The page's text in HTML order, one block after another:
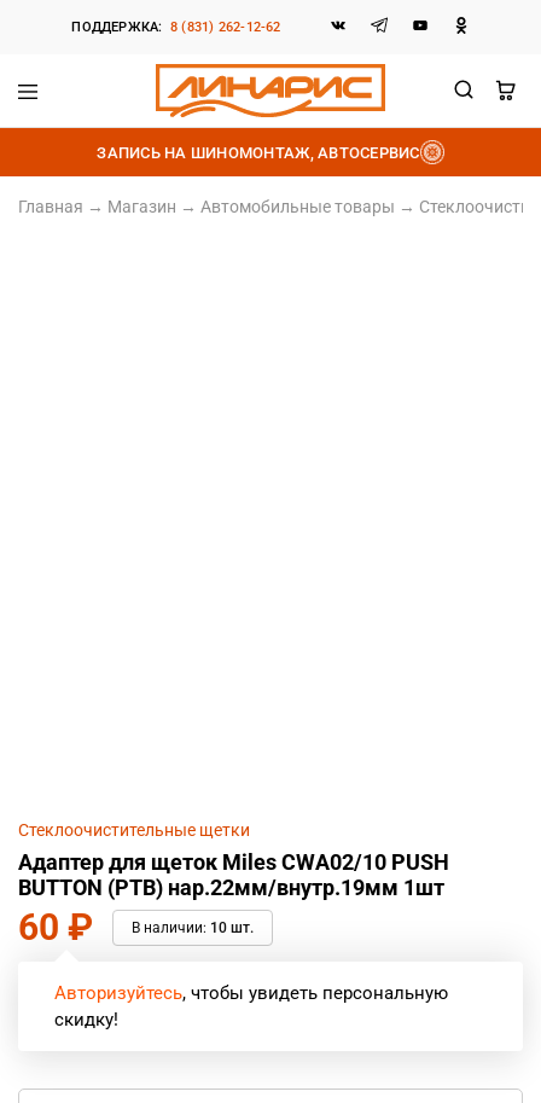
ПОДДЕРЖКА: 8 (831) 262-12-62
Линарис
Продажа
шин,
дисков
и
аккумуляторов
ЗАПИСЬ НА ШИНОМОНТАЖ, АВТОСЕРВИС
Главная → Магазин → Автомобильные товары →
Стеклоочистительные щетки
Адаптер для щеток Miles CWA02/10 PUSH
BUTTON (PTB) нар.22мм/внутр.19мм 1шт
60 ₽ В наличии: 10 шт.
Авторизуйтесь, чтобы увидеть персональную
скидку!